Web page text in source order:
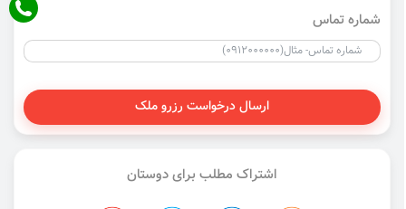
شماره تماس
ارسال درخواست رزرو ملک
اشتراک مطلب برای دوستان